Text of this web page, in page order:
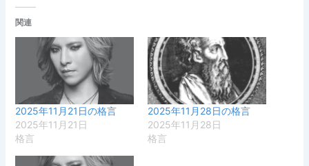
関連
2025年11月21日の格言
2025年11月21日
格言
2025年11月28日の格言
2025年11月28日
格言